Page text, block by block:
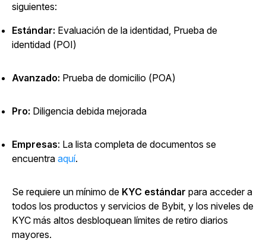
siguientes:
Estándar: Evaluación de la identidad, Prueba de
identidad (POI)
Avanzado: Prueba de domicilio (POA)
Pro: Diligencia debida mejorada
Empresas: La lista completa de documentos se
encuentra aquí.
Se requiere un mínimo de KYC estándar para acceder a
todos los productos y servicios de Bybit, y los niveles de
KYC más altos desbloquean límites de retiro diarios
mayores.